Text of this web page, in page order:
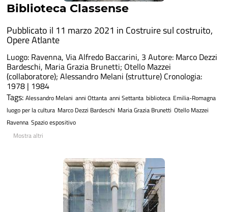
Biblioteca Classense
Pubblicato il 11 marzo 2021 in Costruire sul costruito,
Opere Atlante
Luogo: Ravenna, Via Alfredo Baccarini, 3 Autore: Marco Dezzi
Bardeschi, Maria Grazia Brunetti; Otello Mazzei
(collaboratore); Alessandro Melani (strutture) Cronologia:
1978 | 1984
Tags: Alessandro Melani anni Ottanta anni Settanta biblioteca Emilia-Romagna
luogo per la cultura Marco Dezzi Bardeschi Maria Grazia Brunetti Otello Mazzei
Ravenna Spazio espositivo
Mostra altri